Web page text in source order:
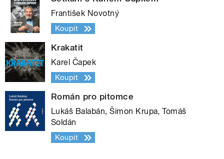
František Novotný
Koupit
Krakatit
Karel Čapek
Koupit
Román pro pitomce
Lukáš Balabán, Šimon Krupa, Tomáš
Soldán
Koupit